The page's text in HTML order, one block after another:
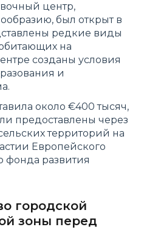
центр,
был открыт в
редкие виды
на
созданы условия
и
около €400 тысяч,
предоставлены через
территорий на
Европейского
фонда развития
городской
зоны перед